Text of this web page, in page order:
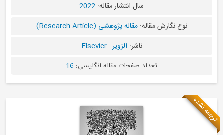
سال انتشار مقاله: 2022
نوع نگارش مقاله:مقاله پژوهشی (Research Article)
ناشر: الزویر - Elsevier
تعداد صفحات مقاله انگلیسی: 16
ترجمه نشده